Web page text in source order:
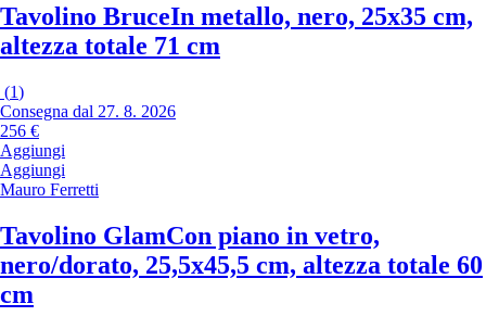
Tavolino BruceIn metallo, nero, 25x35 cm,
altezza totale 71 cm
(1)
Consegna dal 27. 8. 2026
256 €
Aggiungi
Aggiungi
Mauro Ferretti
Tavolino GlamCon piano in vetro,
nero/dorato, 25,5x45,5 cm, altezza totale 60
cm